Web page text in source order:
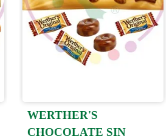
WERTHER'S
CHOCOLATE SIN